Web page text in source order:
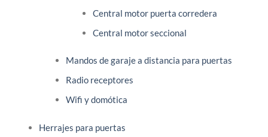
Central motor puerta corredera
Central motor seccional
Mandos de garaje a distancia para puertas
Radio receptores
Wifi y domótica
Herrajes para puertas